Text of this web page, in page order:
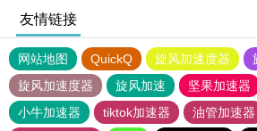
友情链接
网站地图 QuickQ 旋风加速度器
旋风加速度器
旋风加速 坚果加速器
小牛加速器
tiktok加速器 油管加速器